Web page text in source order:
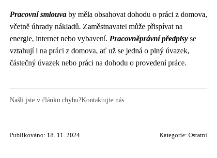
Pracovní smlouva by měla obsahovat dohodu o práci z domova,
včetně úhrady nákladů. Zaměstnavatel může přispívat na
energie, internet nebo vybavení. Pracovněprávní předpisy se
vztahují i na práci z domova, ať už se jedná o plný úvazek,
částečný úvazek nebo práci na dohodu o provedení práce.
Našli jste v článku chybu?Kontaktujte nás
Publikováno: 18. 11. 2024 Kategorie: Ostatní